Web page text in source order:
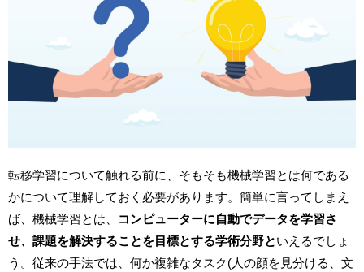
転移学習について触れる前に、そもそも機械学習とは何である
かについて理解しておく必要があります。簡単に言ってしまえ
ば、機械学習とは、
コンピューターに自動でデータを学習さ
せ、課題を解決することを目標とする学術分野といえるでしょ
う。従来の手法では、何か複雑なタスク(人の顔を見分ける、文